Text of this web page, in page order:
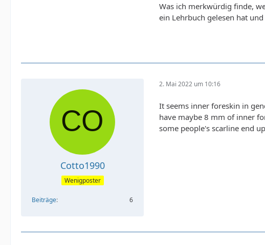
Was ich merkwürdig finde,
ein Lehrbuch gelesen hat
Cotto1990
Wenigposter
Beiträge 6
2. Mai 2022 um 10:16
It seems inner foreskin in
have maybe 8 mm of inner
some people's scarline end